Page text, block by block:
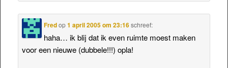
Fredop1 april 2005 om 23:16 schreef:
haha… ik blij dat ik even ruimte moest maken
voor een nieuwe (dubbele!!!) opla!